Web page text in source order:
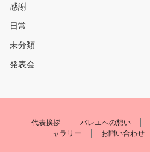
感謝
日常
未分類
発表会
代表挨拶 バレエへの想い
ャラリー
お問い合わせ